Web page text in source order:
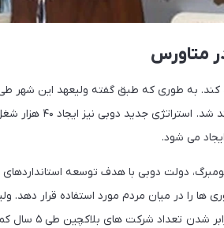
آنها به یکی از ده اقتصاد برتر
دولت دوبی با هدف توسعه
ها را در میان مردم مورد استفاده قرار
شرکت های بلاکچین طی ۵ سال کمک کند.